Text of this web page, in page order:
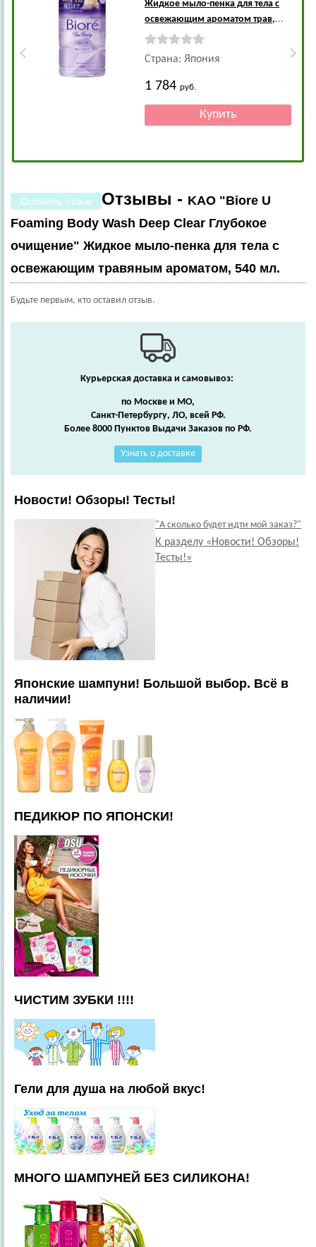
Жидкое мыло-пенка для тела с
освежающим ароматом трав,
сменная упаковка, 740 мл.
Страна: Япония
1 784руб.
Оставить отзыв Отзывы - KAO "Biore U
Foaming Body Wash Deep Clear Глубокое
очищение" Жидкое мыло-пенка для тела с
освежающим травяным ароматом, 540 мл.
Будьте первым, кто оставил отзыв.
Курьерская доставка и самовывоз:
по Москве и МО,
Санкт-Петербургу, ЛО, всей РФ.
Более 8000 Пунктов Выдачи Заказов по РФ.
Узнать о доставке
Новости! Обзоры! Тесты!
"А сколько будет идти мой заказ?"
К разделу «Новости! Обзоры!
Тесты!»
Японские шампуни! Большой выбор. Всё в
наличии!
ПЕДИКЮР ПО ЯПОНСКИ!
ЧИСТИМ ЗУБКИ !!!!
Гели для душа на любой вкус!
МНОГО ШАМПУНЕЙ БЕЗ СИЛИКОНА!